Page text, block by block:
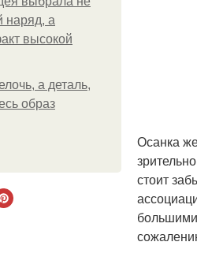
наряд, а
высокой
а деталь,
образ
Осанка
стоит